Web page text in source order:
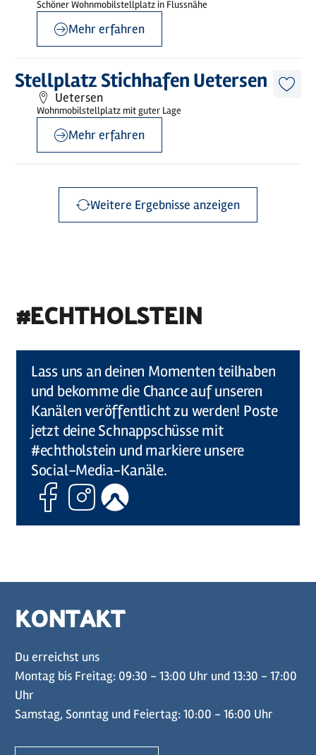
Schöner Wohnmobilstellplatz in Flussnähe
Mehr erfahren
Stellplatz Stichhafen Uetersen
Uetersen
Wohnmobilstellplatz mit guter Lage
Mehr
erfahren
Mehr erfahren
Weitere Ergebnisse anzeigen
#ECHTHOLSTEIN
Lass uns an deinen Momenten teilhaben
und bekomme die Chance auf unseren
Kanälen veröffentlicht zu werden! Poste
jetzt deine Schnappschüsse mit
#echtholstein und markiere unsere
Social-Media-Kanäle.
FacebookInstagram
Komoot
KONTAKT
Du erreichst uns
Montag bis Freitag: 09:30 - 13:00 Uhr und 13:30 - 17:00
Uhr
Samstag, Sonntag und Feiertag: 10:00 - 16:00 Uhr